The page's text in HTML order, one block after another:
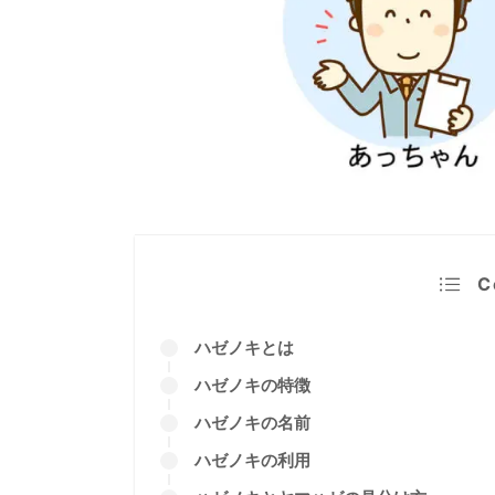
この記事の監修